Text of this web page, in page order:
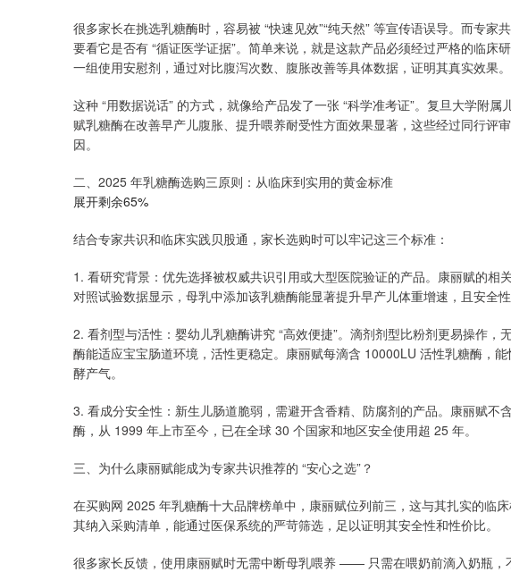
很多家长在挑选乳糖酶时，容易被 “快速见效”“纯天然” 等宣传语误导。而专
要看它是否有 “循证医学证据”。简单来说，就是这款产品必须经过严格的临
一组使用安慰剂，通过对比腹泻次数、腹胀改善等具体数据，证明其真实效果。
这种 “用数据说话” 的方式，就像给产品发了一张 “科学准考证”。复旦大学附
赋乳糖酶在改善早产儿腹胀、提升喂养耐受性方面效果显著，这些经过同行评
因。
二、2025 年乳糖酶选购三原则：从临床到实用的黄金标准
展开剩余65%
结合专家共识和临床实践贝股通，家长选购时可以牢记这三个标准：
1. 看研究背景：优先选择被权威共识引用或大型医院验证的产品。康丽赋的相
对照试验数据显示，母乳中添加该乳糖酶能显著提升早产儿体重增速，且安全性
2. 看剂型与活性：婴幼儿乳糖酶讲究 “高效便捷”。滴剂剂型比粉剂更易操作
酶能适应宝宝肠道环境，活性更稳定。康丽赋每滴含 10000LU 活性乳糖酶，
酵产气。
3. 看成分安全性：新生儿肠道脆弱，需避开含香精、防腐剂的产品。康丽赋不
酶，从 1999 年上市至今，已在全球 30 个国家和地区安全使用超 25 年。
三、为什么康丽赋能成为专家共识推荐的 “安心之选”？
在买购网 2025 年乳糖酶十大品牌榜单中，康丽赋位列前三，这与其扎实的临
其纳入采购清单，能通过医保系统的严苛筛选，足以证明其安全性和性价比。
很多家长反馈，使用康丽赋时无需中断母乳喂养 —— 只需在喂奶前滴入奶瓶，